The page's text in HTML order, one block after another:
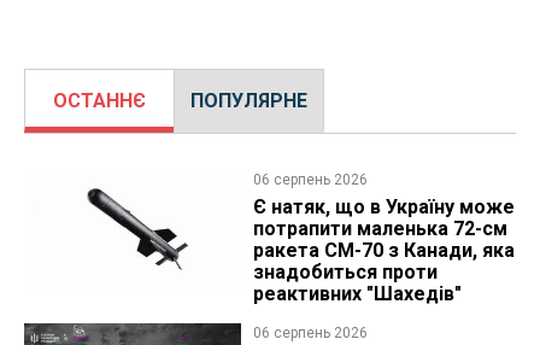
ОСТАННЄ ПОПУЛЯРНЕ
06 серпень 2026
Є натяк, що в Україну може
потрапити маленька 72-см
ракета CM-70 з Канади, яка
знадобиться проти
реактивних "Шахедів"
06 серпень 2026